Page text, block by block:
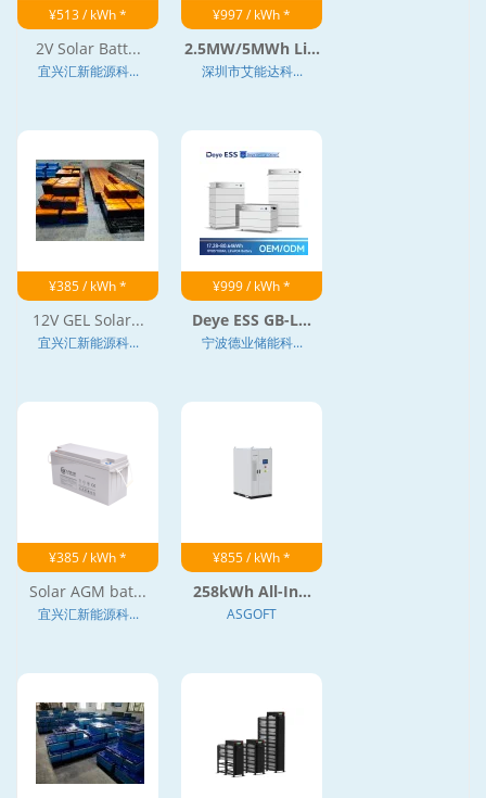
¥513 / kWh *
2V Solar Batt...
宜兴汇新能源科...
¥997 / kWh *
2.5MW/5MWh Li...
深圳市艾能达科...
¥385 / kWh *
12V GEL Solar...
宜兴汇新能源科...
¥999 / kWh *
Deye ESS GB-L...
宁波德业储能科...
¥385 / kWh *
Solar AGM bat...
宜兴汇新能源科...
¥855 / kWh *
258kWh All-In...
ASGOFT